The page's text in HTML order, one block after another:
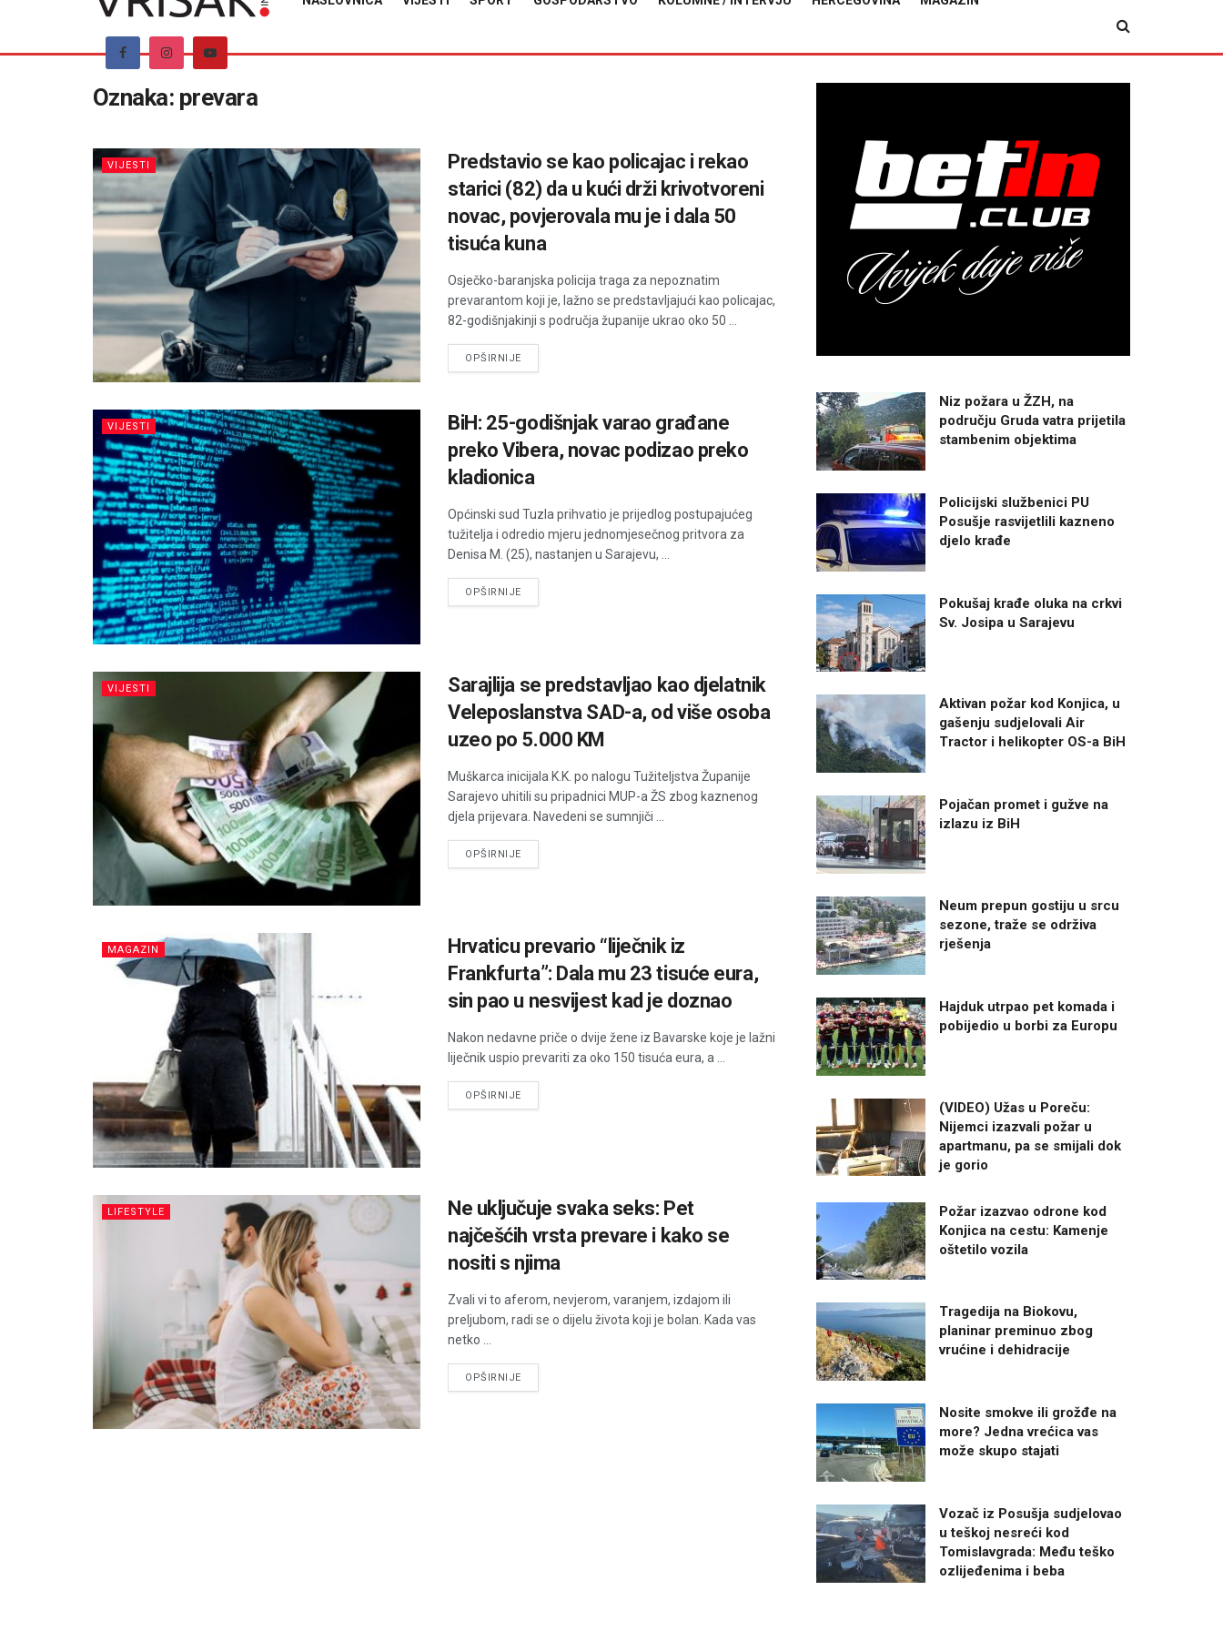
Oznaka: prevara
VIJESTI
Predstavio se kao policajac i rekao
starici (82) da u kući drži krivotvoreni
novac, povjerovala mu je i dala 50
tisuća kuna
Osječko-baranjska policija traga za nepoznatim
prevarantom koji je, lažno se predstavljajući kao policajac,
82-godišnjakinji s područja županije ukrao oko 50 ...
OPŠIRNIJEDETAILS
VIJESTI
BiH: 25-godišnjak varao građane
preko Vibera, novac podizao preko
kladionica
Općinski sud Tuzla prihvatio je prijedlog postupajućeg
tužitelja i odredio mjeru jednomjesečnog pritvora za
Denisa M. (25), nastanjen u Sarajevu, ...
OPŠIRNIJEDETAILS
VIJESTI
Sarajlija se predstavljao kao djelatnik
Veleposlanstva SAD-a, od više osoba
uzeo po 5.000 KM
Muškarca inicijala K.K. po nalogu Tužiteljstva Županije
Sarajevo uhitili su pripadnici MUP-a ŽS zbog kaznenog
djela prijevara. Navedeni se sumnjiči ...
OPŠIRNIJEDETAILS
MAGAZIN
Hrvaticu prevario “liječnik iz
Frankfurta”: Dala mu 23 tisuće eura,
sin pao u nesvijest kad je doznao
Nakon nedavne priče o dvije žene iz Bavarske koje je lažni
liječnik uspio prevariti za oko 150 tisuća eura, a ...
OPŠIRNIJEDETAILS
LIFESTYLE
Ne uključuje svaka seks: Pet
najčešćih vrsta prevare i kako se
nositi s njima
Zvali vi to aferom, nevjerom, varanjem, izdajom ili
preljubom, radi se o dijelu života koji je bolan. Kada vas
netko ...
OPŠIRNIJEDETAILS
Niz požara u ŽZH, na
području Gruda vatra prijetila
stambenim objektima
Policijski službenici PU
Posušje rasvijetlili kazneno
djelo krađe
Pokušaj krađe oluka na crkvi
Sv. Josipa u Sarajevu
Aktivan požar kod Konjica, u
gašenju sudjelovali Air
Tractor i helikopter OS-a BiH
Pojačan promet i gužve na
izlazu iz BiH
Neum prepun gostiju u srcu
sezone, traže se održiva
rješenja
Hajduk utrpao pet komada i
pobijedio u borbi za Europu
(VIDEO) Užas u Poreču:
Nijemci izazvali požar u
apartmanu, pa se smijali dok
je gorio
Požar izazvao odrone kod
Konjica na cestu: Kamenje
oštetilo vozila
Tragedija na Biokovu,
planinar preminuo zbog
vrućine i dehidracije
Nosite smokve ili grožđe na
more? Jedna vrećica vas
može skupo stajati
Vozač iz Posušja sudjelovao
u teškoj nesreći kod
Tomislavgrada: Među teško
ozlijeđenima i beba